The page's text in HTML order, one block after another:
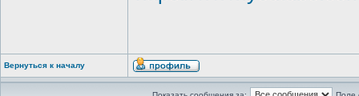
Вернуться к началу